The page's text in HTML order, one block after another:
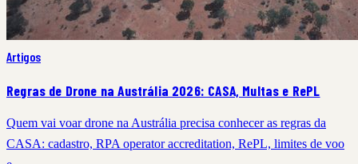
Artigos
Regras de Drone na Austrália 2026: CASA, Multas e RePL
Quem vai voar drone na Austrália precisa conhecer as regras da
CASA: cadastro, RPA operator accreditation, RePL, limites de voo